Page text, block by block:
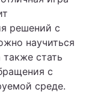
решений с
научиться
стать
с
среде.